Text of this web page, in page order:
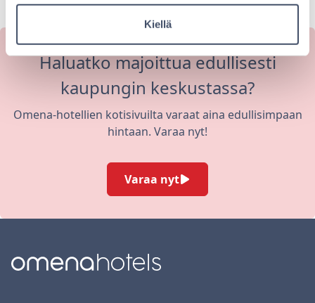
Kiellä
Näytä kaikki
Haluatko majoittua edullisesti
kaupungin keskustassa?
Omena-hotellien kotisivuilta varaat aina edullisimpaan
hintaan. Varaa nyt!
Varaa nyt